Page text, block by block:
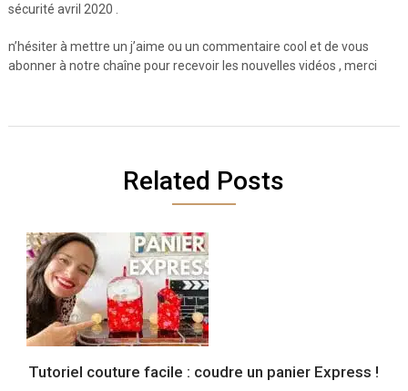
sécurité avril 2020 .
n’hésiter à mettre un j’aime ou un commentaire cool et de vous
abonner à notre chaîne pour recevoir les nouvelles vidéos , merci
Related Posts
Tutoriel couture facile : coudre un panier Express !